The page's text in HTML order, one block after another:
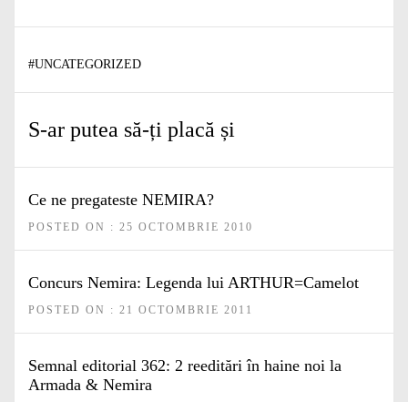
#UNCATEGORIZED
S-ar putea să-ți placă și
Ce ne pregateste NEMIRA?
POSTED ON : 25 OCTOMBRIE 2010
Concurs Nemira: Legenda lui ARTHUR=Camelot
POSTED ON : 21 OCTOMBRIE 2011
Semnal editorial 362: 2 reeditări în haine noi la
Armada & Nemira